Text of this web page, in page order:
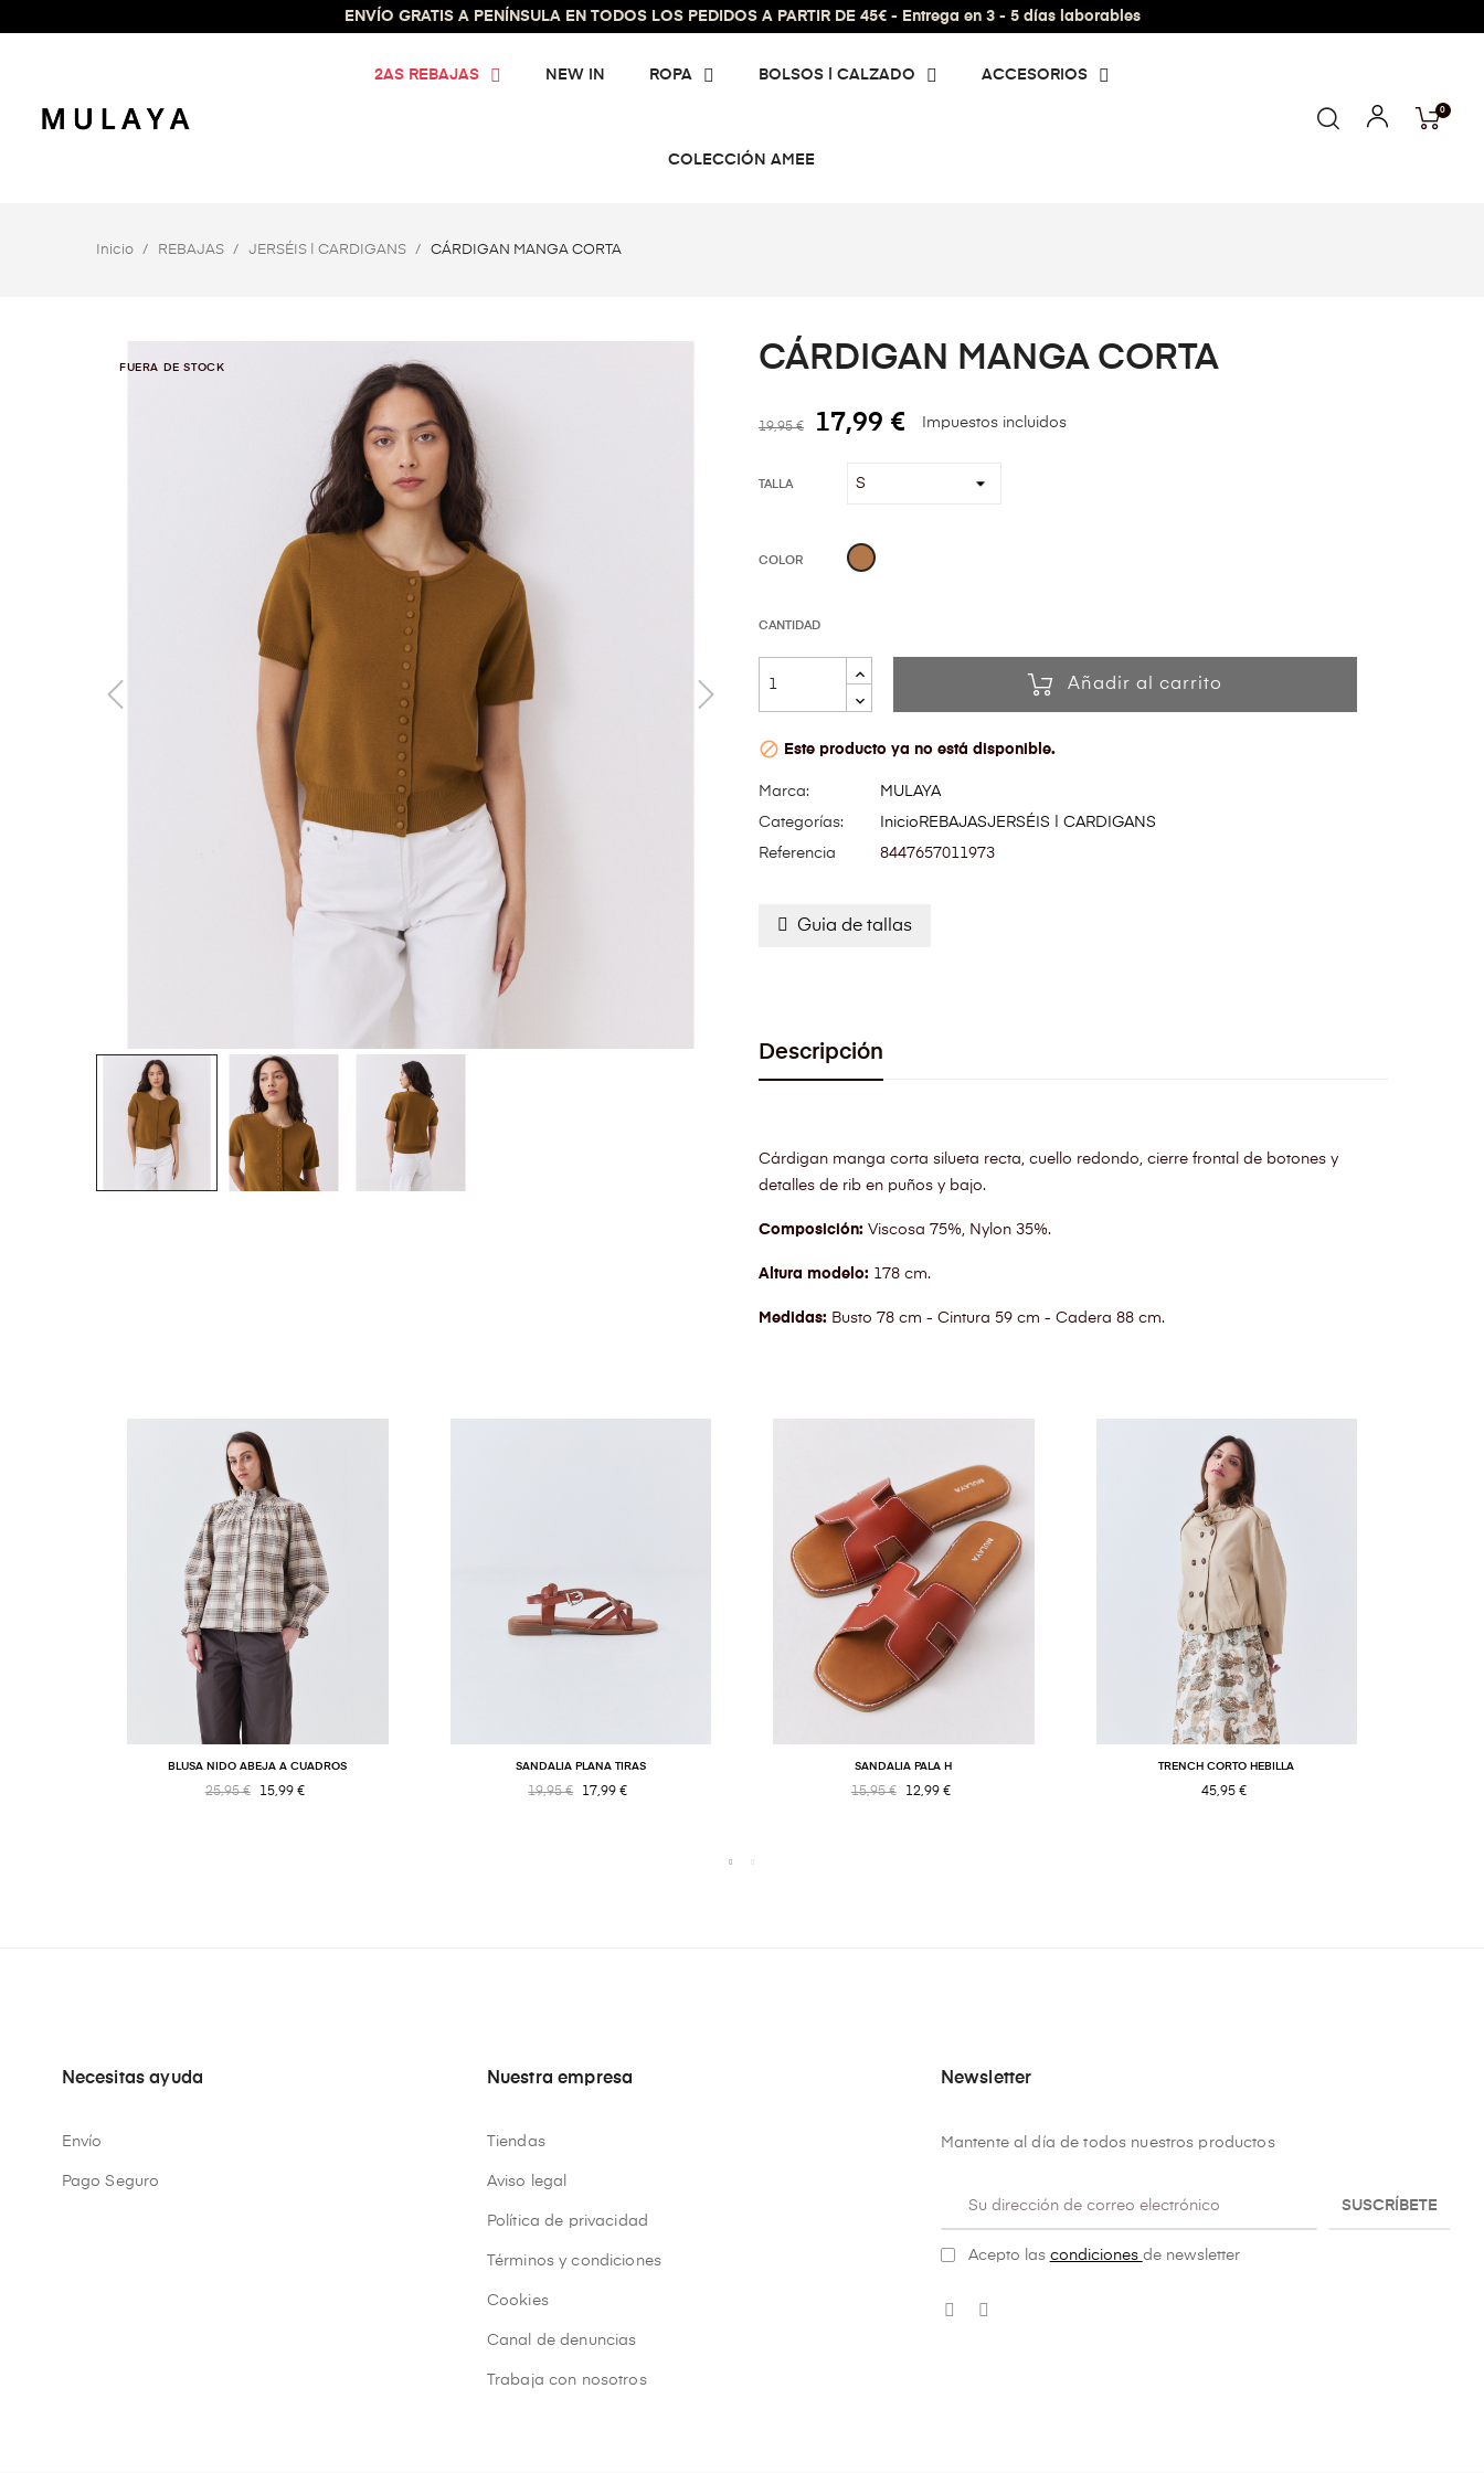
ENVÍO GRATIS A PENÍNSULA EN TODOS LOS PEDIDOS A PARTIR DE 45€ - Entrega en 3 - 5 días laborables
2AS REBAJAS NEW IN ROPA BOLSOS | CALZADO ACCESORIOS
COLECCIÓN AMEE
0
Inicio REBAJAS JERSÉIS | CARDIGANS CÁRDIGAN MANGA CORTA
FUERA DE STOCK CÁRDIGAN MANGA CORTA
19,95 € 17,99 € Impuestos incluidos
TALLA
COLOR CAMEL
CANTIDAD
Añadir al carrito
 Este producto ya no está disponible.
Marca:
MULAYA
Categorías:
Inicio REBAJASJERSÉIS | CARDIGANS
Referencia
8447657011973
Guia de tallas
Descripción
Cárdigan manga corta silueta recta, cuello redondo, cierre frontal de botones y
detalles de rib en puños y bajo.
Composición: Viscosa 75%, Nylon 35%.
Altura modelo: 178 cm.
Medidas: Busto 78 cm - Cintura 59 cm - Cadera 88 cm.
BLUSA NIDO ABEJA A CUADROS
25,95 € 15,99 €
SANDALIA PLANA TIRAS
19,95 € 17,99 €
SANDALIA PALA H
15,95 € 12,99 €
TRENCH CORTO HEBILLA
45,95 €
Necesitas ayuda
Envío
Pago Seguro
Nuestra empresa
Tiendas
Aviso legal
Política de privacidad
Términos y condiciones
Cookies
Canal de denuncias
Trabaja con nosotros
Newsletter
Mantente al día de todos nuestros productos
SUSCRÍBETE
Acepto las condiciones de newsletter